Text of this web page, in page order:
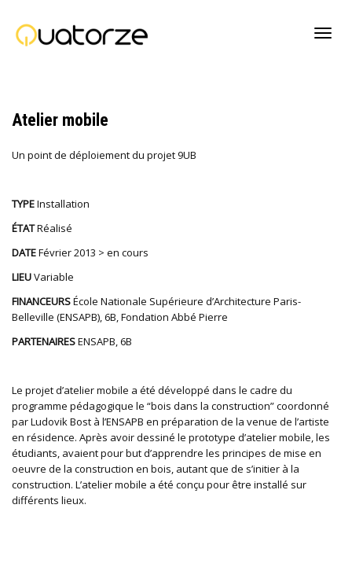
Atelier mobile
Un point de déploiement du projet 9UB
TYPEInstallation
ÉTATRéalisé
DATEFévrier 2013 > en cours
LIEUVariable
FINANCEURSÉcole Nationale Supérieure d’Architecture Paris-
Belleville (ENSAPB), 6B, Fondation Abbé Pierre
PARTENAIRESENSAPB, 6B
Le projet d’atelier mobile a été développé dans le cadre du
programme pédagogique le “bois dans la construction” coordonné
par Ludovik Bost à l’ENSAPB en préparation de la venue de l’artiste
en résidence. Après avoir dessiné le prototype d’atelier mobile, les
étudiants, avaient pour but d’apprendre les principes de mise en
oeuvre de la construction en bois, autant que de s’initier à la
construction. L’atelier mobile a été conçu pour être installé sur
différents lieux.